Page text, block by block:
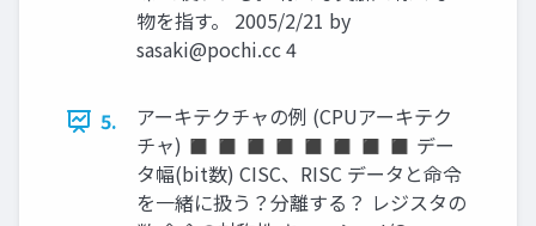
物を指す。 2005/2/21 by
sasaki@pochi.cc4
5.
アーキテクチャの例 (CPUアーキテク
チャ) ◼ ◼ ◼ ◼ ◼ ◼ ◼ ◼ デー
タ幅(bit数) CISC、RISC データと命令
を一緒に扱う？分離する？ レジスタの